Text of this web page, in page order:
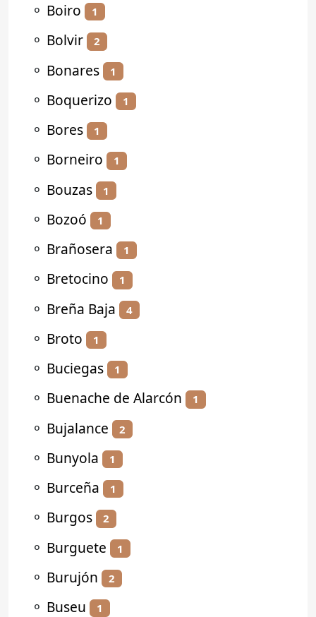
⚬ Boiro 1
⚬ Bolvir 2
⚬ Bonares 1
⚬ Boquerizo 1
⚬ Bores 1
⚬ Borneiro 1
⚬ Bouzas 1
⚬ Bozoó 1
⚬ Brañosera 1
⚬ Bretocino 1
⚬ Breña Baja 4
⚬ Broto 1
⚬ Buciegas 1
⚬ Buenache de Alarcón 1
⚬ Bujalance 2
⚬ Bunyola 1
⚬ Burceña 1
⚬ Burgos 2
⚬ Burguete 1
⚬ Burujón 2
⚬ Buseu 1